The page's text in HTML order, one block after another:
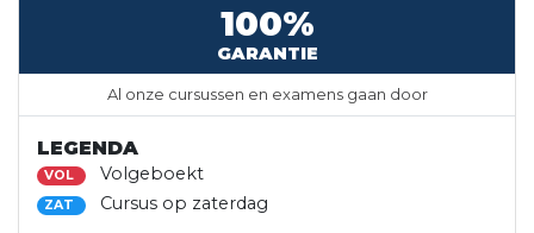
100%
GARANTIE
Al onze cursussen en examens gaan door
LEGENDA
VOL Volgeboekt
ZAT Cursus op zaterdag